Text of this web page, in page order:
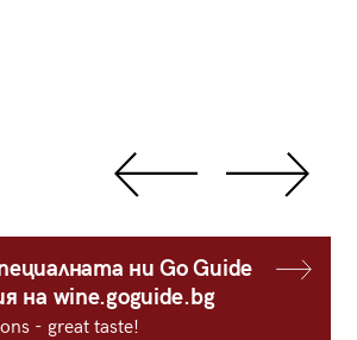
ни Go Guide
на wine.goguide.bg
- great taste!